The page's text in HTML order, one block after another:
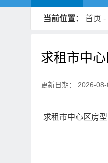
当前位置： 首页 -
求租市中
更新日期： 2026-
求租市中心区房